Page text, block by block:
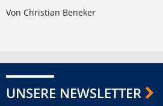
Von Christian Beneker
UNSERE NEWSLETTER